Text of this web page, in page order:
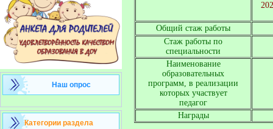
Наш опрос
Категории раздела
Общий стаж работы
Стаж работы по
специальности
Наименование
образовательных
программ, в реализации
которых участвует
педагог
Награды